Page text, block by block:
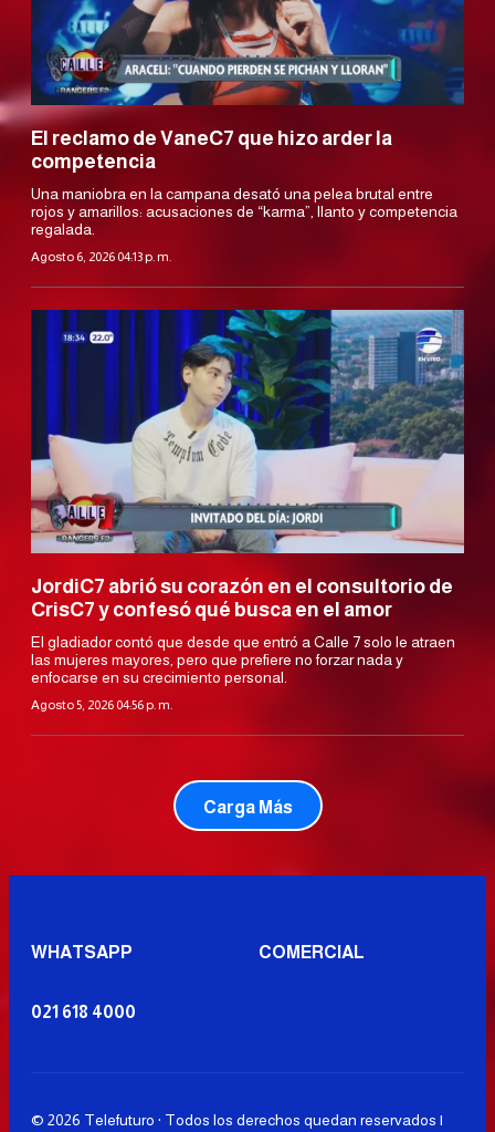
El reclamo de VaneC7 que hizo arder la
competencia
Una maniobra en la campana desató una pelea brutal entre
rojos y amarillos: acusaciones de “karma”, llanto y competencia
regalada.
Agosto 6, 2026 04:13 p. m.
JordiC7 abrió su corazón en el consultorio de
CrisC7 y confesó qué busca en el amor
El gladiador contó que desde que entró a Calle 7 solo le atraen
las mujeres mayores, pero que prefiere no forzar nada y
enfocarse en su crecimiento personal.
Agosto 5, 2026 04:56 p. m.
Carga Más
WHATSAPP COMERCIAL
021 618 4000
© 2026 Telefuturo · Todos los derechos quedan reservados |